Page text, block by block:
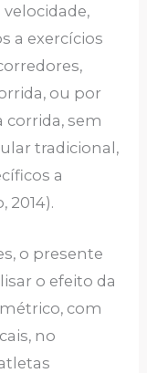
a exercícios
ou por
corrida, sem
tradicional,
a
2014).
o presente
o efeito da
com
no